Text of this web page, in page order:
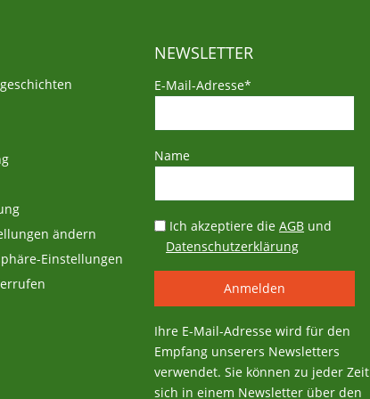
6,95€
Lieferzeit:
ändern
Einstellungen
NEWSLETTER
E-Mail-Adresse*
Name
Ich akzeptiere dieAGB und
Datenschutzerklärung
Ihre E-Mail-Adresse wird für den
Empfang unserers Newsletters
verwendet. Sie können zu jeder Zeit
sich in einem Newsletter über den